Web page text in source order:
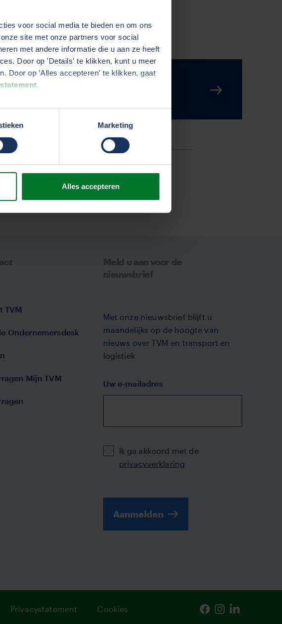
voor social media te bieden en om ons
site met onze partners voor social
met andere informatie die u aan ze heeft
Door op 'Details' te klikken, kunt u meer
Door op 'Alles accepteren' te klikken, gaat
.
Marketing
Alles accepteren
TVM
Ondernemersdesk
Mijn TVM
Meld u aan voor de
nieuwsbrief
Met onze nieuwsbrief blijft u
maandelijks op de hoogte van
nieuws over TVM en transport en
logistiek
Uw e-mailadres
PrivacyIk ga akkoord met de
privacyverklaring
Privacystatement Cookies
Facebook
Instagram
Linkedin